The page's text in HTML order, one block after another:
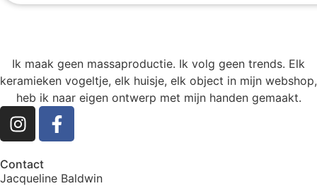
Ik maak geen massaproductie. Ik volg geen trends. Elk
keramieken vogeltje, elk huisje, elk object in mijn webshop,
heb ik naar eigen ontwerp met mijn handen gemaakt.
Contact
Jacqueline Baldwin